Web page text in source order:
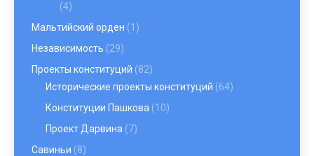
(4)
Мальтийский орден (1)
Независимость (29)
Проекты конституций (82)
Исторические проекты конституций (64)
Конституции Пашкова (10)
Проект Дарвина (7)
Савиньи (8)